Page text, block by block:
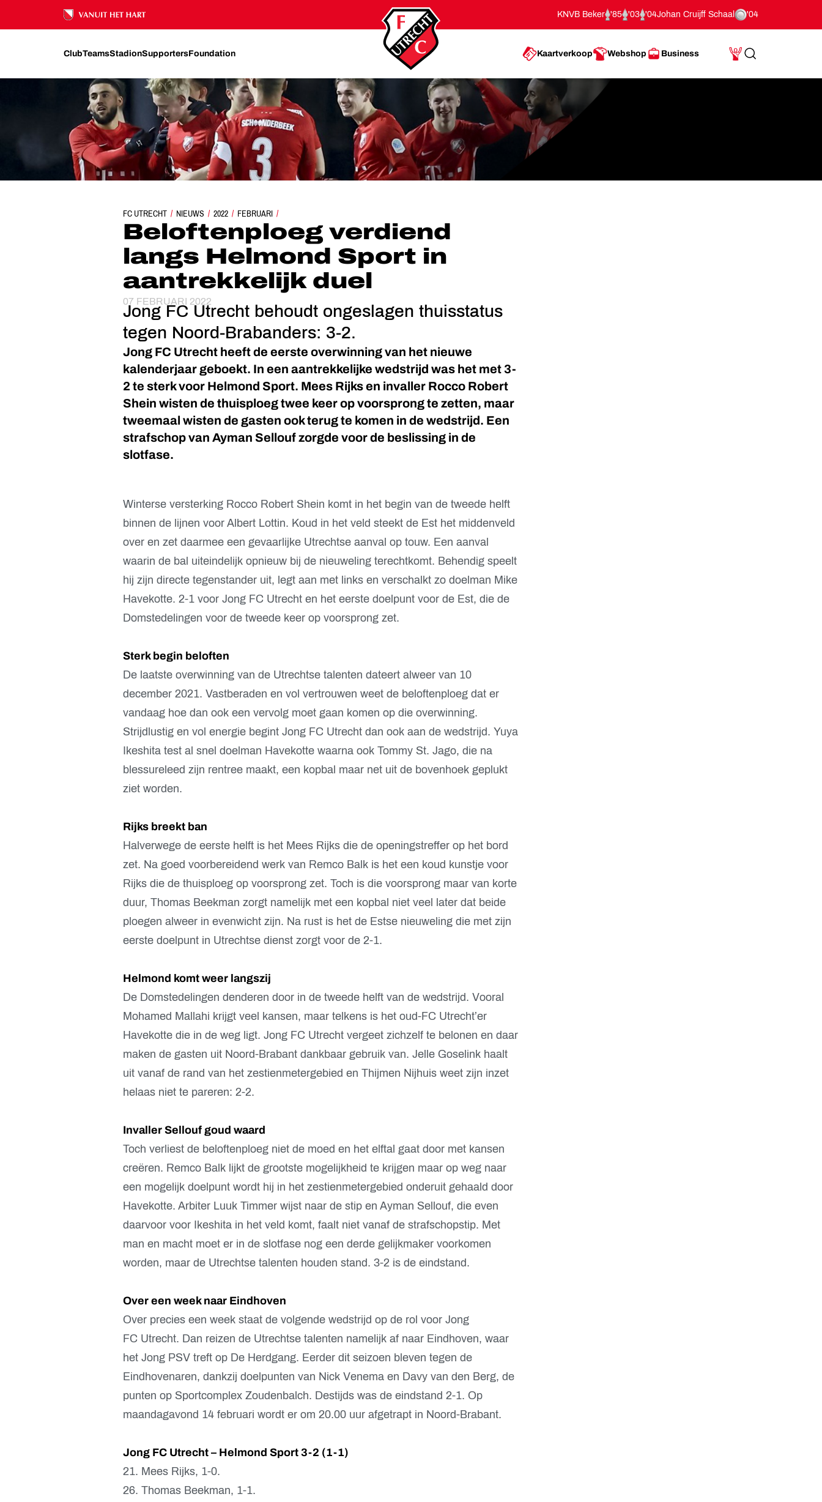
Ons nalatenschap
KNVB Beker '85 '03 '04Johan Cruijff Schaal '04
ClubTeamsStadionSupportersFoundation Kaartverkoop Webshop Business
Mijn Account
Search
FC UTRECHT NIEUWS 2022 FEBRUARI
BELOFTENPLOEG VERDIEND LANGS HELMOND SPORT IN AANTREKKELIJK DUEL
Beloftenploeg verdiend
langs Helmond Sport in
aantrekkelijk duel
07 FEBRUARI 2022
Jong FC Utrecht behoudt ongeslagen thuisstatus
tegen Noord-Brabanders: 3-2.
Jong FC Utrecht heeft de eerste overwinning van het nieuwe
kalenderjaar geboekt. In een aantrekkelijke wedstrijd was het met 3-
2 te sterk voor Helmond Sport. Mees Rijks en invaller Rocco Robert
Shein wisten de thuisploeg twee keer op voorsprong te zetten, maar
tweemaal wisten de gasten ook terug te komen in de wedstrijd. Een
strafschop van Ayman Sellouf zorgde voor de beslissing in de
slotfase.
Winterse versterking Rocco Robert Shein komt in het begin van de tweede helft
binnen de lijnen voor Albert Lottin. Koud in het veld steekt de Est het middenveld
over en zet daarmee een gevaarlijke Utrechtse aanval op touw. Een aanval
waarin de bal uiteindelijk opnieuw bij de nieuweling terechtkomt. Behendig speelt
hij zijn directe tegenstander uit, legt aan met links en verschalkt zo doelman Mike
Havekotte. 2-1 voor Jong FC Utrecht en het eerste doelpunt voor de Est, die de
Domstedelingen voor de tweede keer op voorsprong zet.
Sterk begin beloften
De laatste overwinning van de Utrechtse talenten dateert alweer van 10
december 2021. Vastberaden en vol vertrouwen weet de beloftenploeg dat er
vandaag hoe dan ook een vervolg moet gaan komen op die overwinning.
Strijdlustig en vol energie begint Jong FC Utrecht dan ook aan de wedstrijd. Yuya
Ikeshita test al snel doelman Havekotte waarna ook Tommy St. Jago, die na
blessureleed zijn rentree maakt, een kopbal maar net uit de bovenhoek geplukt
ziet worden.
Rijks breekt ban
Halverwege de eerste helft is het Mees Rijks die de openingstreffer op het bord
zet. Na goed voorbereidend werk van Remco Balk is het een koud kunstje voor
Rijks die de thuisploeg op voorsprong zet. Toch is die voorsprong maar van korte
duur, Thomas Beekman zorgt namelijk met een kopbal niet veel later dat beide
ploegen alweer in evenwicht zijn. Na rust is het de Estse nieuweling die met zijn
eerste doelpunt in Utrechtse dienst zorgt voor de 2-1.
Helmond komt weer langszij
De Domstedelingen denderen door in de tweede helft van de wedstrijd. Vooral
Mohamed Mallahi krijgt veel kansen, maar telkens is het oud-FC Utrecht’er
Havekotte die in de weg ligt. Jong FC Utrecht vergeet zichzelf te belonen en daar
maken de gasten uit Noord-Brabant dankbaar gebruik van. Jelle Goselink haalt
uit vanaf de rand van het zestienmetergebied en Thijmen Nijhuis weet zijn inzet
helaas niet te pareren: 2-2.
Invaller Sellouf goud waard
Toch verliest de beloftenploeg niet de moed en het elftal gaat door met kansen
creëren. Remco Balk lijkt de grootste mogelijkheid te krijgen maar op weg naar
een mogelijk doelpunt wordt hij in het zestienmetergebied onderuit gehaald door
Havekotte. Arbiter Luuk Timmer wijst naar de stip en Ayman Sellouf, die even
daarvoor voor Ikeshita in het veld komt, faalt niet vanaf de strafschopstip. Met
man en macht moet er in de slotfase nog een derde gelijkmaker voorkomen
worden, maar de Utrechtse talenten houden stand. 3-2 is de eindstand.
Over een week naar Eindhoven
Over precies een week staat de volgende wedstrijd op de rol voor Jong
FC Utrecht. Dan reizen de Utrechtse talenten namelijk af naar Eindhoven, waar
het Jong PSV treft op De Herdgang. Eerder dit seizoen bleven tegen de
Eindhovenaren, dankzij doelpunten van Nick Venema en Davy van den Berg, de
punten op Sportcomplex Zoudenbalch. Destijds was de eindstand 2-1. Op
maandagavond 14 februari wordt er om 20.00 uur afgetrapt in Noord-Brabant.
Jong FC Utrecht – Helmond Sport 3-2 (1-1)
21. Mees Rijks, 1-0.
26. Thomas Beekman, 1-1.